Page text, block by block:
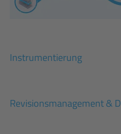
Instrumentierung
Revisionsmanagement &